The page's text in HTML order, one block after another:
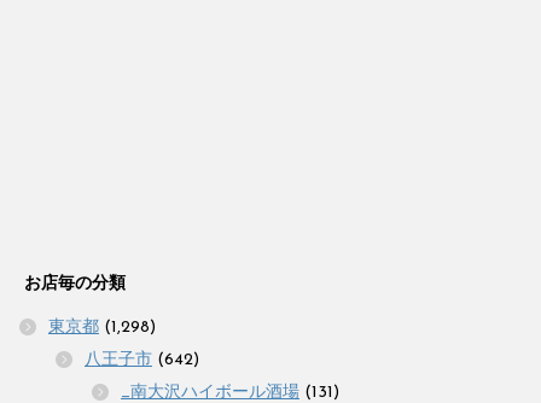
お店毎の分類
東京都 (1,298)
八王子市 (642)
_南大沢ハイボール酒場 (131)